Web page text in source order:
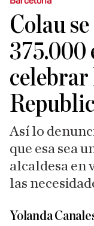
Colau
375.000
Así lo
que esa sea
alcaldesa en
las
Yolanda